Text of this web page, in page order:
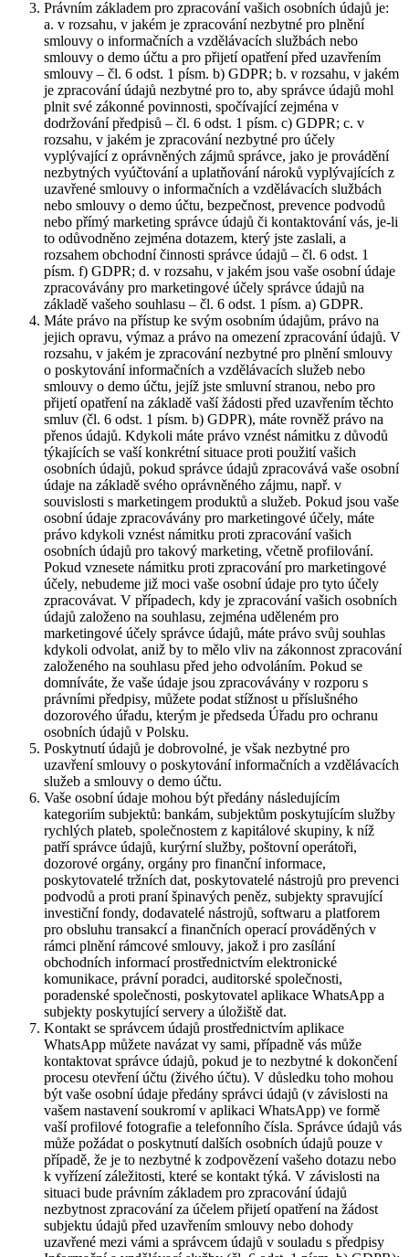
Právním základem pro zpracování vašich osobních údajů je:
a. v rozsahu, v jakém je zpracování nezbytné pro plnění
smlouvy o informačních a vzdělávacích službách nebo
smlouvy o demo účtu a pro přijetí opatření před uzavřením
smlouvy – čl. 6 odst. 1 písm. b) GDPR; b. v rozsahu, v jakém
je zpracování údajů nezbytné pro to, aby správce údajů mohl
plnit své zákonné povinnosti, spočívající zejména v
dodržování předpisů – čl. 6 odst. 1 písm. c) GDPR; c. v
rozsahu, v jakém je zpracování nezbytné pro účely
vyplývající z oprávněných zájmů správce, jako je provádění
nezbytných vyúčtování a uplatňování nároků vyplývajících z
uzavřené smlouvy o informačních a vzdělávacích službách
nebo smlouvy o demo účtu, bezpečnost, prevence podvodů
nebo přímý marketing správce údajů či kontaktování vás, je-li
to odůvodněno zejména dotazem, který jste zaslali, a
rozsahem obchodní činnosti správce údajů – čl. 6 odst. 1
písm. f) GDPR; d. v rozsahu, v jakém jsou vaše osobní údaje
zpracovávány pro marketingové účely správce údajů na
základě vašeho souhlasu – čl. 6 odst. 1 písm. a) GDPR.
Máte právo na přístup ke svým osobním údajům, právo na
jejich opravu, výmaz a právo na omezení zpracování údajů. V
rozsahu, v jakém je zpracování nezbytné pro plnění smlouvy
o poskytování informačních a vzdělávacích služeb nebo
smlouvy o demo účtu, jejíž jste smluvní stranou, nebo pro
přijetí opatření na základě vaší žádosti před uzavřením těchto
smluv (čl. 6 odst. 1 písm. b) GDPR), máte rovněž právo na
přenos údajů. Kdykoli máte právo vznést námitku z důvodů
týkajících se vaší konkrétní situace proti použití vašich
osobních údajů, pokud správce údajů zpracovává vaše osobní
údaje na základě svého oprávněného zájmu, např. v
souvislosti s marketingem produktů a služeb. Pokud jsou vaše
osobní údaje zpracovávány pro marketingové účely, máte
právo kdykoli vznést námitku proti zpracování vašich
osobních údajů pro takový marketing, včetně profilování.
Pokud vznesete námitku proti zpracování pro marketingové
účely, nebudeme již moci vaše osobní údaje pro tyto účely
zpracovávat. V případech, kdy je zpracování vašich osobních
údajů založeno na souhlasu, zejména uděleném pro
marketingové účely správce údajů, máte právo svůj souhlas
kdykoli odvolat, aniž by to mělo vliv na zákonnost zpracování
založeného na souhlasu před jeho odvoláním. Pokud se
domníváte, že vaše údaje jsou zpracovávány v rozporu s
právními předpisy, můžete podat stížnost u příslušného
dozorového úřadu, kterým je předseda Úřadu pro ochranu
osobních údajů v Polsku.
Poskytnutí údajů je dobrovolné, je však nezbytné pro
uzavření smlouvy o poskytování informačních a vzdělávacích
služeb a smlouvy o demo účtu.
Vaše osobní údaje mohou být předány následujícím
kategoriím subjektů: bankám, subjektům poskytujícím služby
rychlých plateb, společnostem z kapitálové skupiny, k níž
patří správce údajů, kurýrní služby, poštovní operátoři,
dozorové orgány, orgány pro finanční informace,
poskytovatelé tržních dat, poskytovatelé nástrojů pro prevenci
podvodů a proti praní špinavých peněz, subjekty spravující
investiční fondy, dodavatelé nástrojů, softwaru a platforem
pro obsluhu transakcí a finančních operací prováděných v
rámci plnění rámcové smlouvy, jakož i pro zasílání
obchodních informací prostřednictvím elektronické
komunikace, právní poradci, auditorské společnosti,
poradenské společnosti, poskytovatel aplikace WhatsApp a
subjekty poskytující servery a úložiště dat.
Kontakt se správcem údajů prostřednictvím aplikace
WhatsApp můžete navázat vy sami, případně vás může
kontaktovat správce údajů, pokud je to nezbytné k dokončení
procesu otevření účtu (živého účtu). V důsledku toho mohou
být vaše osobní údaje předány správci údajů (v závislosti na
vašem nastavení soukromí v aplikaci WhatsApp) ve formě
vaší profilové fotografie a telefonního čísla. Správce údajů vás
může požádat o poskytnutí dalších osobních údajů pouze v
případě, že je to nezbytné k zodpovězení vašeho dotazu nebo
k vyřízení záležitosti, které se kontakt týká. V závislosti na
situaci bude právním základem pro zpracování údajů
nezbytnost zpracování za účelem přijetí opatření na žádost
subjektu údajů před uzavřením smlouvy nebo dohody
uzavřené mezi vámi a správcem údajů v souladu s předpisy